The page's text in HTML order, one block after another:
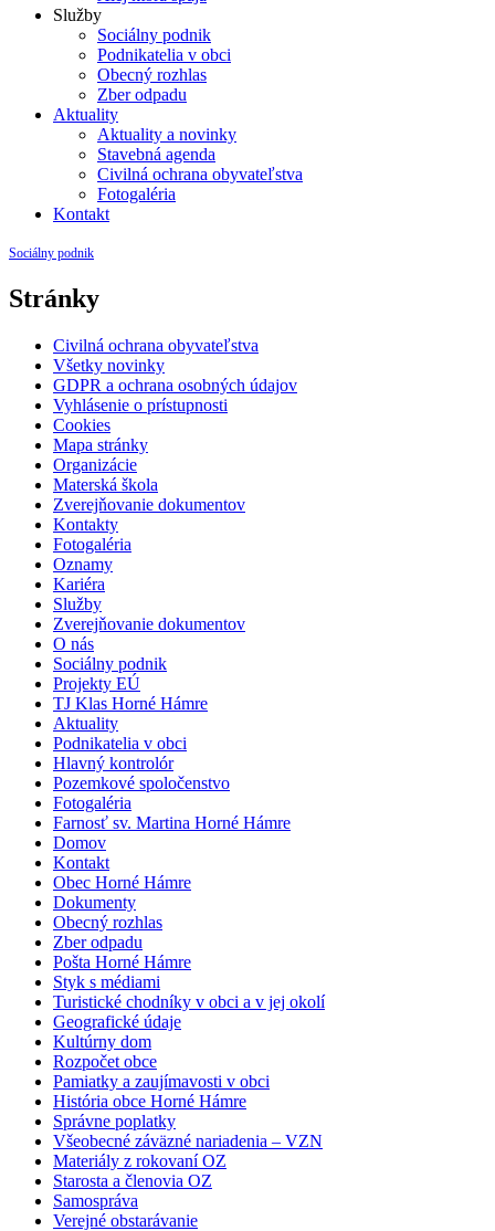
Služby
Sociálny podnik
Podnikatelia v obci
Obecný rozhlas
Zber odpadu
Aktuality
Aktuality a novinky
Stavebná agenda
Civilná ochrana obyvateľstva
Fotogaléria
Kontakt
Sociálny podnik
Stránky
Civilná ochrana obyvateľstva
Všetky novinky
GDPR a ochrana osobných údajov
Vyhlásenie o prístupnosti
Cookies
Mapa stránky
Organizácie
Materská škola
Zverejňovanie dokumentov
Kontakty
Fotogaléria
Oznamy
Kariéra
Služby
Zverejňovanie dokumentov
O nás
Sociálny podnik
Projekty EÚ
TJ Klas Horné Hámre
Aktuality
Podnikatelia v obci
Hlavný kontrolór
Pozemkové spoločenstvo
Fotogaléria
Farnosť sv. Martina Horné Hámre
Domov
Kontakt
Obec Horné Hámre
Dokumenty
Obecný rozhlas
Zber odpadu
Pošta Horné Hámre
Styk s médiami
Turistické chodníky v obci a v jej okolí
Geografické údaje
Kultúrny dom
Rozpočet obce
Pamiatky a zaujímavosti v obci
História obce Horné Hámre
Správne poplatky
Všeobecné záväzné nariadenia – VZN
Materiály z rokovaní OZ
Starosta a členovia OZ
Samospráva
Verejné obstarávanie